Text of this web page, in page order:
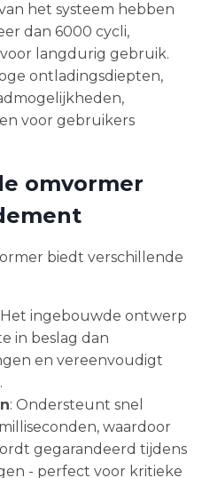
het systeem hebben
dan 6000 cycli,
langdurig gebruik.
ontladingsdiepten,
voor gebruikers
omvormer
biedt verschillende
Het ingebouwde ontwerp
in beslag dan
en vereenvoudigt
: Ondersteunt snel
waardoor
gegarandeerd tijdens
- perfect voor kritieke